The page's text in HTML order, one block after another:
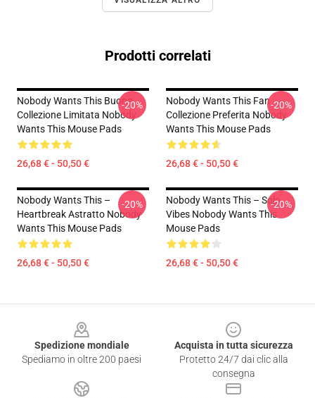
Prodotti correlati
Nobody Wants This Buona
Collezione Limitata Nobody
Wants This Mouse Pads
26,68 € - 50,50 €
-20%
Nobody Wants This Fan
Collezione Preferita Nobody
Wants This Mouse Pads
26,68 € - 50,50 €
-20%
Nobody Wants This –
Heartbreak Astratto Nobody
Wants This Mouse Pads
26,68 € - 50,50 €
-20%
Nobody Wants This – Solo
Vibes Nobody Wants This
Mouse Pads
26,68 € - 50,50 €
-20%
Spedizione mondiale
Spediamo in oltre 200 paesi
Acquista in tutta sicurezza
Protetto 24/7 dai clic alla
consegna